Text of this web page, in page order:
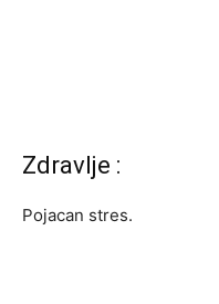
Zdravlje :
Pojacan stres.